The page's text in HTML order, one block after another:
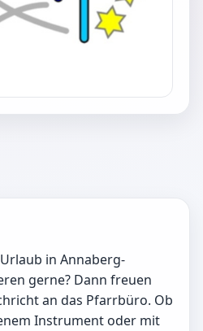
in Annaberg-
gerne? Dann freuen
an das Pfarrbüro. Ob
Instrument oder mit